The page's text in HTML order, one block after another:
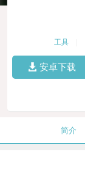
工具
安卓下载
简介